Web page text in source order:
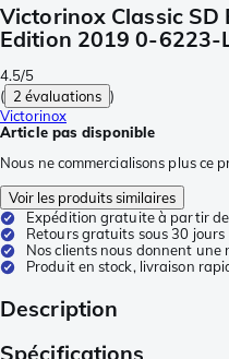
Victorinox Classic
Edition 2019 0-6223-
4.5/5
( 2 évaluations )
Victorinox
Article pas disponible
Nous ne commercialisons plus ce
Voir les produits similaires
Expédition gratuite à partir
Retours gratuits sous 30 jours
Nos clients nous donnent une
Produit en stock, livraison
Description
Spécifications